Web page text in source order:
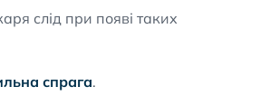
слід при появі таких
спрага.